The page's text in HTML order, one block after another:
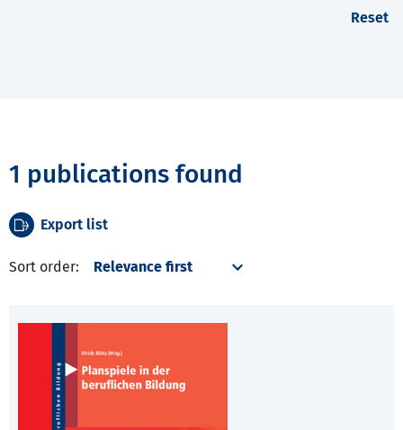
Reset
1 publications found
Export list
Sort order: